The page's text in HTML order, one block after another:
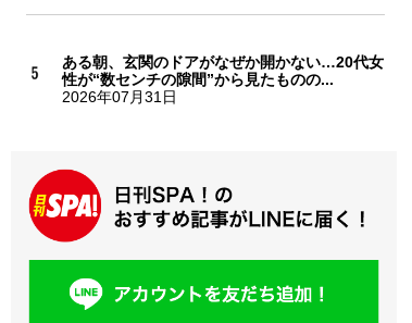
ある朝、玄関のドアがなぜか開かない…20代女
性が“数センチの隙間”から見たものの...
2026年07月31日